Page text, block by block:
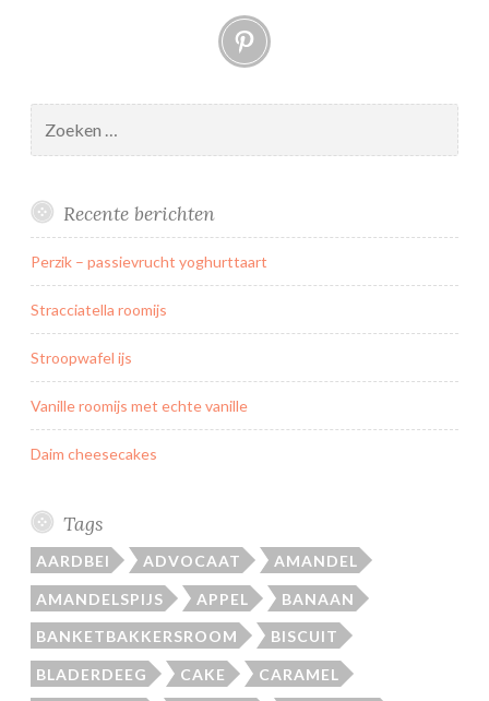
Pinterest
naar:
Recente berichten
Perzik – passievrucht yoghurttaart
Stracciatella roomijs
Stroopwafel ijs
Vanille roomijs met echte vanille
Daim cheesecakes
Tags
AARDBEI ADVOCAAT AMANDEL
AMANDELSPIJS APPEL BANAAN
BANKETBAKKERSROOM BISCUIT
BLADERDEEG CAKE CARAMEL